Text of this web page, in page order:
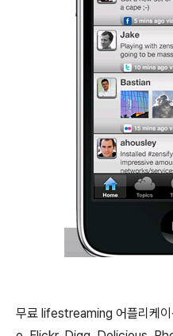
무료 lifestreaming 어플리케